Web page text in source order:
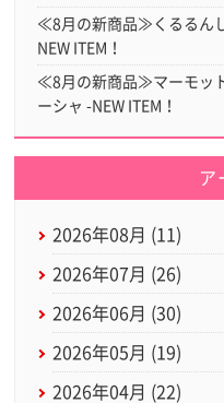
≪8月の新商品≫くるるん
NEW ITEM！
≪8月の新商品≫マーモッ
ーシャ -NEW ITEM！
ア
2026年08月 (11)
2026年07月 (26)
2026年06月 (30)
2026年05月 (19)
2026年04月 (22)